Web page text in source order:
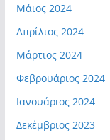
Μάιος 2024
Απρίλιος 2024
Μάρτιος 2024
Φεβρουάριος 2024
Ιανουάριος 2024
Δεκέμβριος 2023